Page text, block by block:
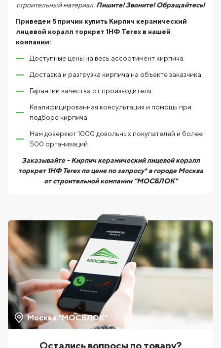
строительный материал. Пишите! Звоните! Обращайтесь!
Приведем 5 причин купить Кирпич керамический
лицевой коралл торкрет 1НФ Terex в нашей
компании:
Доступные цены на весь ассортимент кирпича
Доставка и разгрузка кирпича на объекте заказчика
Гарантии качества от производителя
Квалифицированная консультация и помощь при
подборе кирпича
Нам доверяют 1000 довольных покупателей и более
500 организаций
Заказывайте - Кирпич керамический лицевой коралл
торкрет 1НФ Terex по цене по запросу* в городе Москва
от строительной компании “МОСБЛОК"
Москва "МОСБЛОК"
Остались вопросы по товару?